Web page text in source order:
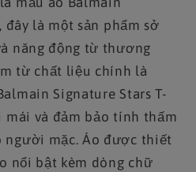
đây là một sản phẩm sở
năng động từ thương
từ chất liệu chính là
Signature Stars T-
và đảm bảo tính thấm
người mặc. Áo được thiết
nổi bật kèm dòng chữ